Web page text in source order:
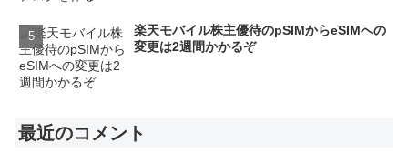
楽天モバイル株主優待のpSIMからeSIMへの
変更は2週間かかるぞ
最近のコメント